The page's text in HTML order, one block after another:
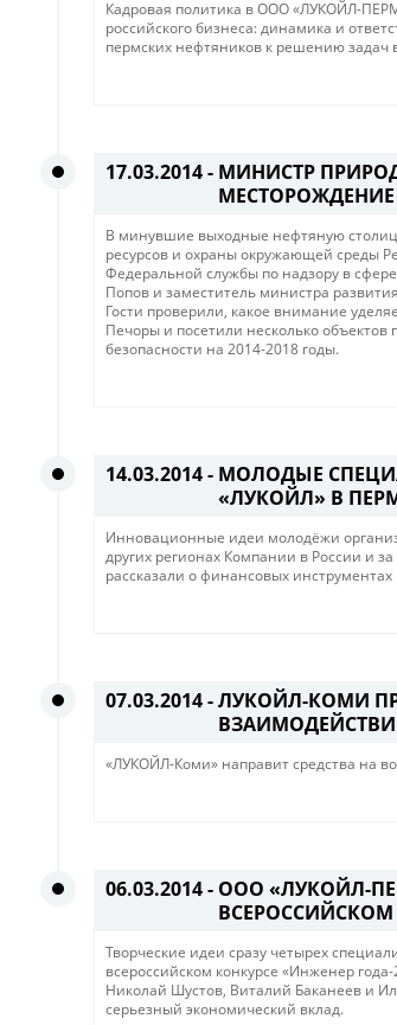
Кадровая политика в ООО «ЛУКОЙЛ-
российского бизнеса: динамика и
пермских нефтяников к решению задач
17.03.2014 - МИНИСТР
МЕСТОРОЖДЕНИЕ
В минувшие выходные нефтяную
ресурсов и охраны окружающей среды
Федеральной службы по надзору в
Попов и заместитель министра
Гости проверили, какое внимание
Печоры и посетили несколько объектов
безопасности на 2014-2018 годы.
14.03.2014 - МОЛОДЫЕ
«ЛУКОЙЛ» В
Инновационные идеи молодёжи
других регионах Компании в России и
рассказали о финансовых
07.03.2014 -ЛУКОЙЛ-КОМИ
«ЛУКОЙЛ-Коми» направит средства на
06.03.2014 - ООО «ЛУКОЙЛ-
ВСЕРОССИЙСКОМ
Творческие идеи сразу четырех
всероссийском конкурсе «Инженер
Николай Шустов, Виталий Баканеев и
серьезный экономический вклад.